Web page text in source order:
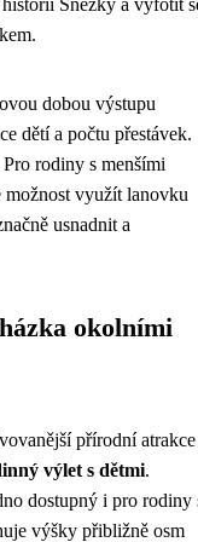
dobou výstupu
dětí a počtu přestávek.
rodiny s menšími
možnost využít lanovku
usnadnit a
okolními
přírodní atrakce
výlet s dětmi.
dostupný i pro rodiny
výšky přibližně osm